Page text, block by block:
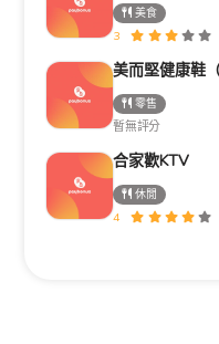
美食
3
美而堅健康鞋
零售
暫無評分
合家歡KTV
休閒
4